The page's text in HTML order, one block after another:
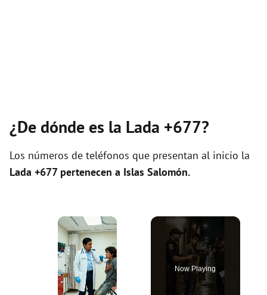
¿De dónde es la Lada +677?
Los números de teléfonos que presentan al inicio la
Lada +677 pertenecen a Islas Salomón.
×
Now Playing